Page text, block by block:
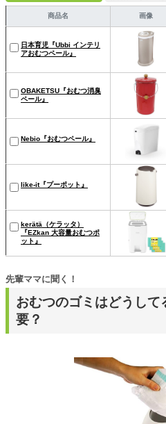
商品名 画像
日本育児『Ubbi インテリ
アおむつペール』
OBAKETSU『おむつ消臭
ペール』
Nebio『おむつペール』
like-it『プーポット』
kerätä（ケラッタ）
『EZkan 大容量おむつポ
ット』
おむつのゴミはどうして
要？
先輩ママに聞く！